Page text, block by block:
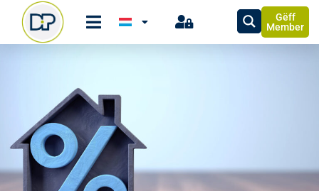
Gëff
Member